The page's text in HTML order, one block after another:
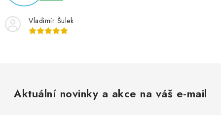
Vladimír Šulek
Aktuální novinky a akce na váš e-mail